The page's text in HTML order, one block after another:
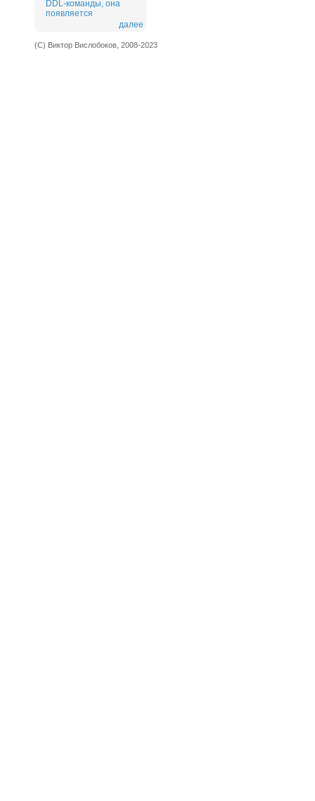
DDL-команды, она
появляется
далее
(С) Виктор Вислобоков, 2008-2023